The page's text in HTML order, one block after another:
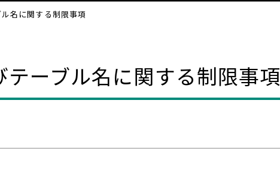
名に関する制限事項
ーブル名に関する制限事項